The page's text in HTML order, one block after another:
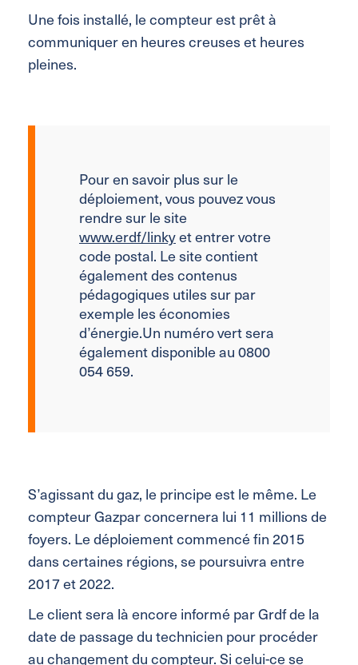
Une fois installé, le compteur est prêt à
communiquer en heures creuses et heures
pleines.
Pour en savoir plus sur le
déploiement, vous pouvez vous
rendre sur le site
www.erdf/linkyet entrer votre
code postal. Le site contient
également des contenus
pédagogiques utiles sur par
exemple les économies
d’énergie.Un numéro vert sera
également disponible au 0800
054 659.
S’agissant du gaz, le principe est le même. Le
compteur Gazpar concernera lui 11 millions de
foyers. Le déploiement commencé fin 2015
dans certaines régions, se poursuivra entre
2017 et 2022.
Le client sera là encore informé par Grdf de la
date de passage du technicien pour procéder
au changement du compteur. Si celui-ce se